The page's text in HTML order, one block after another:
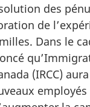
des
de
Dans le
(IRCC)